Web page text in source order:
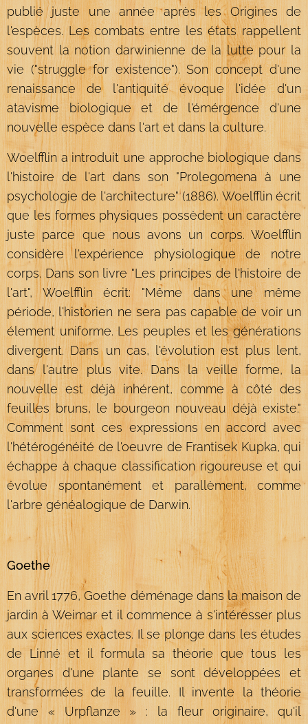
publié juste une année après les Origines de
l'espèces. Les combats entre les états rappellent
souvent la notion darwinienne de la lutte pour la
vie ("struggle for existence"). Son concept d'une
renaissance de l'antiquité évoque l'idée d'un
atavisme biologique et de l'émérgence d'une
nouvelle espèce dans l'art et dans la culture.
Woelfflin a introduit une approche biologique dans
l'histoire de l'art dans son "Prolegomena à une
psychologie de l'architecture" (1886). Woelfflin écrit
que les formes physiques possèdent un caractère
juste parce que nous avons un corps. Woelfflin
considère l'expérience physiologique de notre
corps. Dans son livre "Les principes de l'histoire de
l'art", Woelfflin écrit: "Même dans une même
période, l'historien ne sera pas capable de voir un
élement uniforme. Les peuples et les générations
divergent. Dans un cas, l'évolution est plus lent,
dans l'autre plus vite. Dans la veille forme, la
nouvelle est déjà inhérent, comme à côté des
feuilles bruns, le bourgeon nouveau déjà existe."
Comment sont ces expressions en accord avec
l'hétérogénéité de l'oeuvre de Frantisek Kupka, qui
échappe à chaque classification rigoureuse et qui
évolue spontanément et parallèment, comme
l'arbre généalogique de Darwin.
Goethe
En avril 1776, Goethe déménage dans la maison de
jardin à Weimar et il commence à s'intéresser plus
aux sciences exactes. Il se plonge dans les études
de Linné et il formula sa théorie que tous les
organes d'une plante se sont développées et
transformées de la feuille. Il invente la théorie
d'une « Urpflanze » : la fleur originaire, qu'il